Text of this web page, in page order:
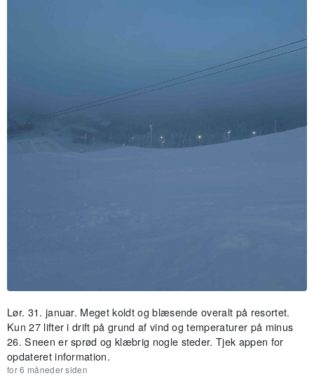
Lør. 31. januar. Meget koldt og blæsende overalt på resortet.
Kun 27 lifter i drift på grund af vind og temperaturer på minus
26. Sneen er sprød og klæbrig nogle steder. Tjek appen for
opdateret information.
for 6 måneder siden